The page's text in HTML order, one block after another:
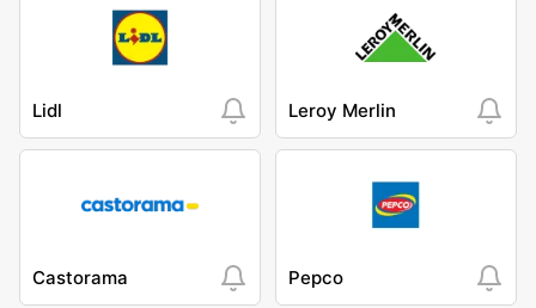
Lidl Leroy Merlin
Castorama Pepco